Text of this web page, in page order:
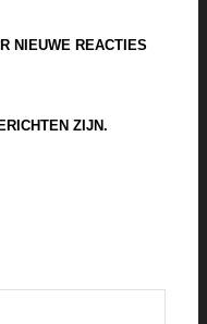
NIEUWE REACTIES
ZIJN.